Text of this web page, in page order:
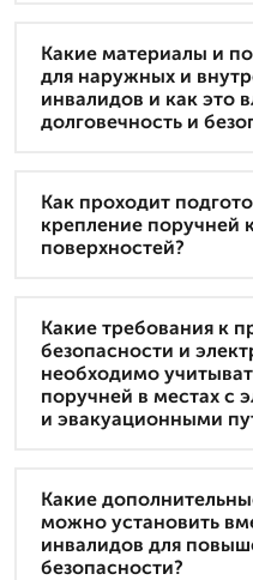
Какие материалы и
для наружных и
инвалидов и как это
долговечность и
Как проходит
крепление поручней
поверхностей?
Какие требования к
безопасности и
необходимо
поручней в местах с
и эвакуационными
Какие
можно установить
инвалидов для
безопасности?